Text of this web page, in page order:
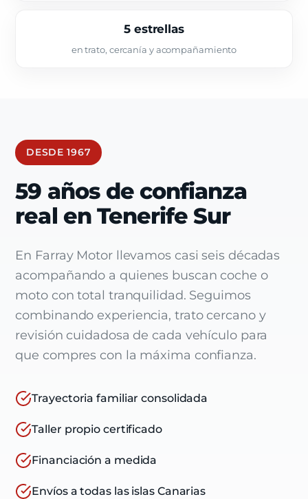
5 estrellas
en trato, cercanía y acompañamiento
DESDE 1967
59 años de confianza
real en Tenerife Sur
En Farray Motor llevamos casi seis décadas
acompañando a quienes buscan coche o
moto con total tranquilidad. Seguimos
combinando experiencia, trato cercano y
revisión cuidadosa de cada vehículo para
que compres con la máxima confianza.
Trayectoria familiar consolidada
Taller propio certificado
Financiación a medida
Envíos a todas las islas Canarias